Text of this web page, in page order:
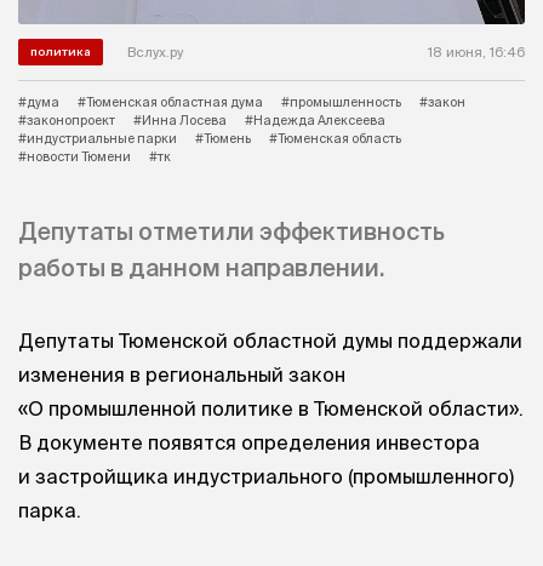
политика Вслух.ру 18 июня, 16:46
#дума #Тюменская областная дума #промышленность
#закон
#законопроект
#Инна Лосева
#Надежда Алексеева
#индустриальные парки
#Тюмень
#Тюменская область
#новости Тюмени
#тк
Депутаты отметили эффективность
работы в данном направлении.
Депутаты Тюменской областной думы поддержали
изменения в региональный закон
«О промышленной политике в Тюменской области».
В документе появятся определения инвестора
и застройщика индустриального (промышленного)
парка.